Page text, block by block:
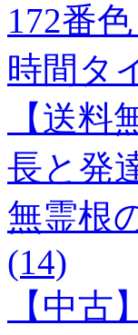
172番
時間タ
【送
長と発
無霊根
(14)
【中